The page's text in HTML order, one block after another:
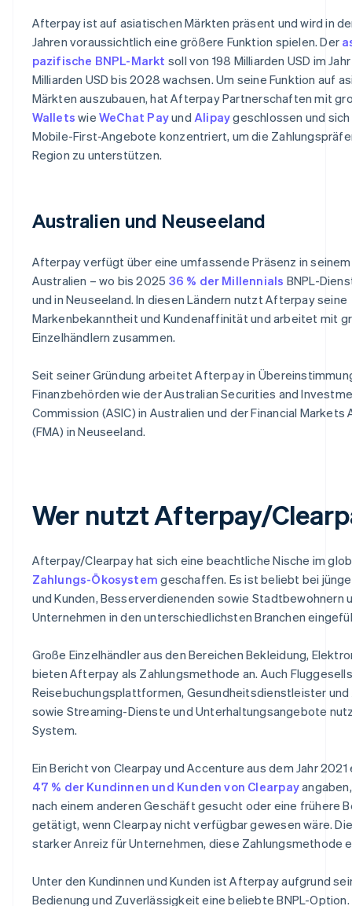
Afterpay ist auf asiatischen Märkten präsent und wird in
Jahren voraussichtlich eine größere Funktion spielen. Der
pazifische BNPL-Markt soll von 198 Milliarden USD im
Milliarden USD bis 2028 wachsen. Um seine Funktion auf
Märkten auszubauen, hat Afterpay Partnerschaften mit
Wallets wie WeChat Payund Alipaygeschlossen und
Mobile-First-Angebote konzentriert, um die
Region zu unterstützen.
Australien und Neuseeland
Afterpay verfügt über eine umfassende Präsenz in
Australien – wo bis 2025 36 % der Millennials BNPL-
und in Neuseeland. In diesen Ländern nutzt Afterpay seine
Markenbekanntheit und Kundenaffinität und arbeitet mit
Einzelhändlern zusammen.
Seit seiner Gründung arbeitet Afterpay in
Finanzbehörden wie der Australian Securities and
Commission (ASIC) in Australien und der Financial Markets
(FMA) in Neuseeland.
Wer nutzt Afterpay/
Afterpay/Clearpay hat sich eine beachtliche Nische im
Zahlungs-Ökosystem geschaffen. Es ist beliebt bei
und Kunden, Besserverdienenden sowie Stadtbewohnern
Unternehmen in den unterschiedlichsten Branchen
Große Einzelhändler aus den Bereichen Bekleidung,
bieten Afterpay als Zahlungsmethode an. Auch
Reisebuchungsplattformen, Gesundheitsdienstleister
sowie Streaming-Dienste und Unterhaltungsangebote
System.
Ein Bericht von Clearpay und Accenture aus dem Jahr 2021
47 % der Kundinnen und Kunden von Clearpay
nach einem anderen Geschäft gesucht oder eine frühere
getätigt, wenn Clearpay nicht verfügbar gewesen wäre.
starker Anreiz für Unternehmen, diese Zahlungsmethode
Unter den Kundinnen und Kunden ist Afterpay aufgrund
Bedienung und Zuverlässigkeit eine beliebte BNPL-Option.